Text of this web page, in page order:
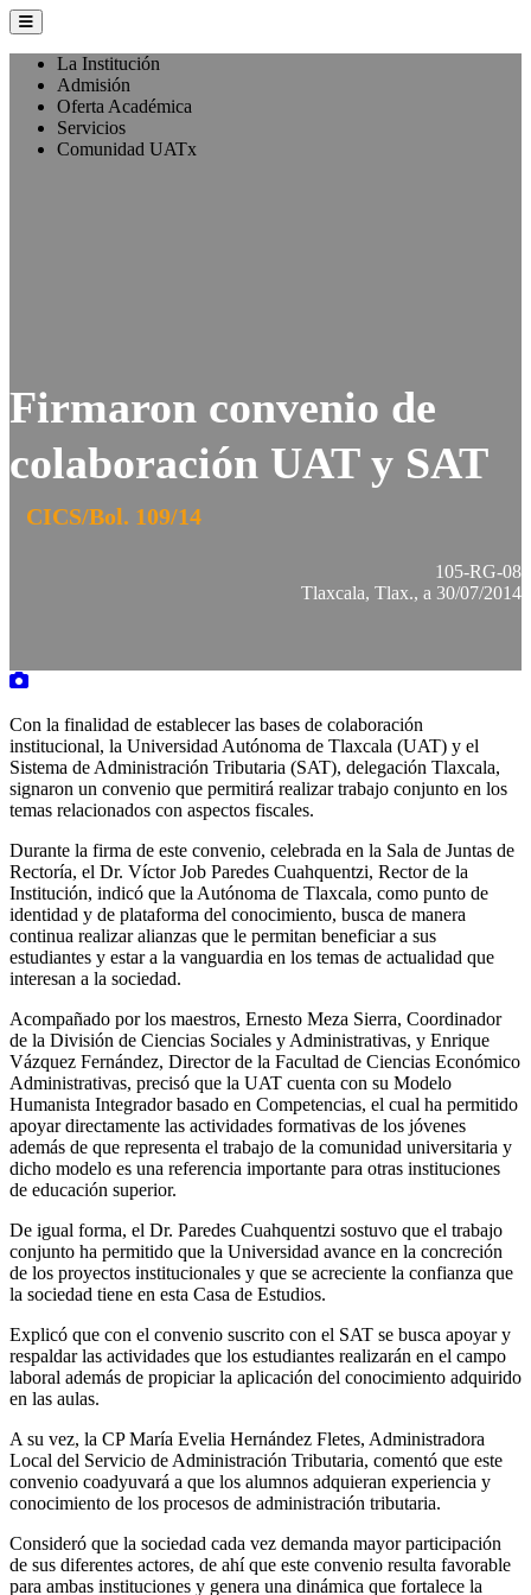
La Institución
Admisión
Oferta Académica
Servicios
Comunidad UATx
Firmaron convenio de
colaboración UAT y SAT
CICS/Bol. 109/14
105-RG-08
Tlaxcala, Tlax., a 30/07/2014
Con la finalidad de establecer las bases de colaboración
institucional, la Universidad Autónoma de Tlaxcala (UAT) y el
Sistema de Administración Tributaria (SAT), delegación Tlaxcala,
signaron un convenio que permitirá realizar trabajo conjunto en los
temas relacionados con aspectos fiscales.
Durante la firma de este convenio, celebrada en la Sala de Juntas de
Rectoría, el Dr. Víctor Job Paredes Cuahquentzi, Rector de la
Institución, indicó que la Autónoma de Tlaxcala, como punto de
identidad y de plataforma del conocimiento, busca de manera
continua realizar alianzas que le permitan beneficiar a sus
estudiantes y estar a la vanguardia en los temas de actualidad que
interesan a la sociedad.
Acompañado por los maestros, Ernesto Meza Sierra, Coordinador
de la División de Ciencias Sociales y Administrativas, y Enrique
Vázquez Fernández, Director de la Facultad de Ciencias Económico
Administrativas, precisó que la UAT cuenta con su Modelo
Humanista Integrador basado en Competencias, el cual ha permitido
apoyar directamente las actividades formativas de los jóvenes
además de que representa el trabajo de la comunidad universitaria y
dicho modelo es una referencia importante para otras instituciones
de educación superior.
De igual forma, el Dr. Paredes Cuahquentzi sostuvo que el trabajo
conjunto ha permitido que la Universidad avance en la concreción
de los proyectos institucionales y que se acreciente la confianza que
la sociedad tiene en esta Casa de Estudios.
Explicó que con el convenio suscrito con el SAT se busca apoyar y
respaldar las actividades que los estudiantes realizarán en el campo
laboral además de propiciar la aplicación del conocimiento adquirido
en las aulas.
A su vez, la CP María Evelia Hernández Fletes, Administradora
Local del Servicio de Administración Tributaria, comentó que este
convenio coadyuvará a que los alumnos adquieran experiencia y
conocimiento de los procesos de administración tributaria.
Consideró que la sociedad cada vez demanda mayor participación
de sus diferentes actores, de ahí que este convenio resulta favorable
para ambas instituciones y genera una dinámica que fortalece la